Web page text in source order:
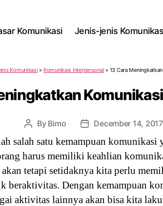
Komunikasi Jenis-jenis
Komunikasi » Komunikasi Interpersonal » 13 Cara
Post
author
By Bimo
PostDecember 14, 2017
salah satu kemampuan
harus memiliki keahlian
tetapi setidaknya kita perlu
beraktivitas. Dengan kemampuan
aktivitas lainnya akan bisa kita